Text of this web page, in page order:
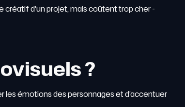
créatif d'un projet, mais coûtent trop cher -
?
les émotions des personnages et d’accentuer